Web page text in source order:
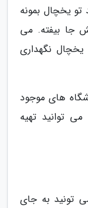
یخچال بمونه
جا بیفته. می
نگهداری
های موجود
توانید تهیه
تونید به جای